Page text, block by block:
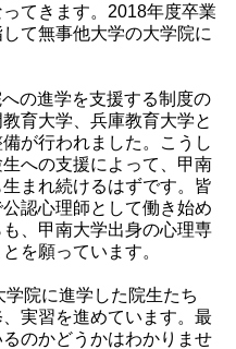
てきます。 2018年度卒業
て無事他大学の大学院に
の進学を支援する制度の
育大学、兵庫教育大学と
が行われました。こうし
への支援によって、甲南
まれ続けるはずです。皆
認心理師として働き始め
、甲南大学出身の心理専
を願っています。
院に進学した院生たち
実習を進めています。最
のかどうかはわかりませ